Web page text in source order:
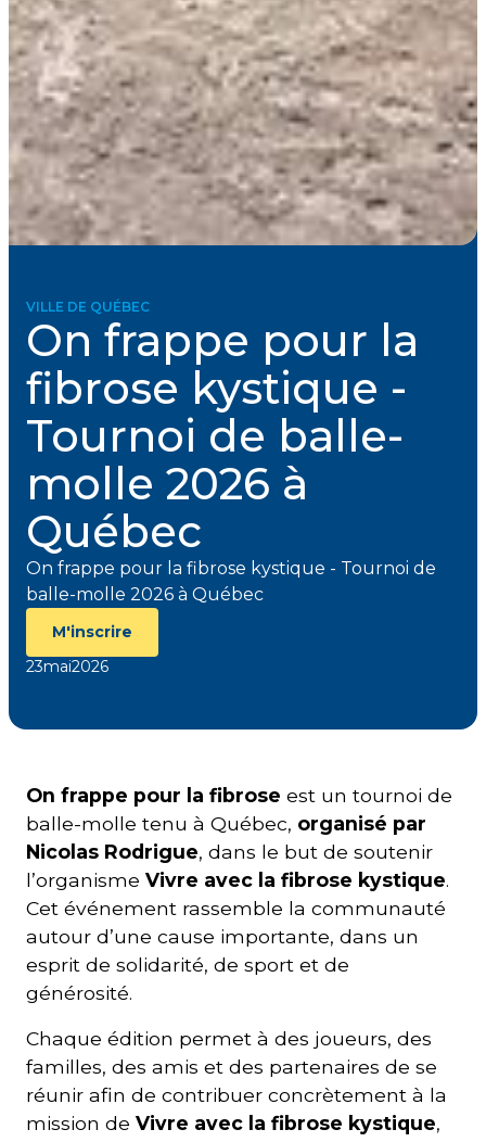
VILLE DE QUÉBEC
On frappe pour la
fibrose kystique -
Tournoi de balle-
molle 2026 à
Québec
On frappe pour la fibrose kystique - Tournoi de
balle-molle 2026 à Québec
M'inscrire
23mai2026
On frappe pour la fibrose est un tournoi de
balle-molle tenu à Québec, organisé par
Nicolas Rodrigue, dans le but de soutenir
l’organisme Vivre avec la fibrose kystique.
Cet événement rassemble la communauté
autour d’une cause importante, dans un
esprit de solidarité, de sport et de
générosité.
Chaque édition permet à des joueurs, des
familles, des amis et des partenaires de se
réunir afin de contribuer concrètement à la
mission de Vivre avec la fibrose kystique,